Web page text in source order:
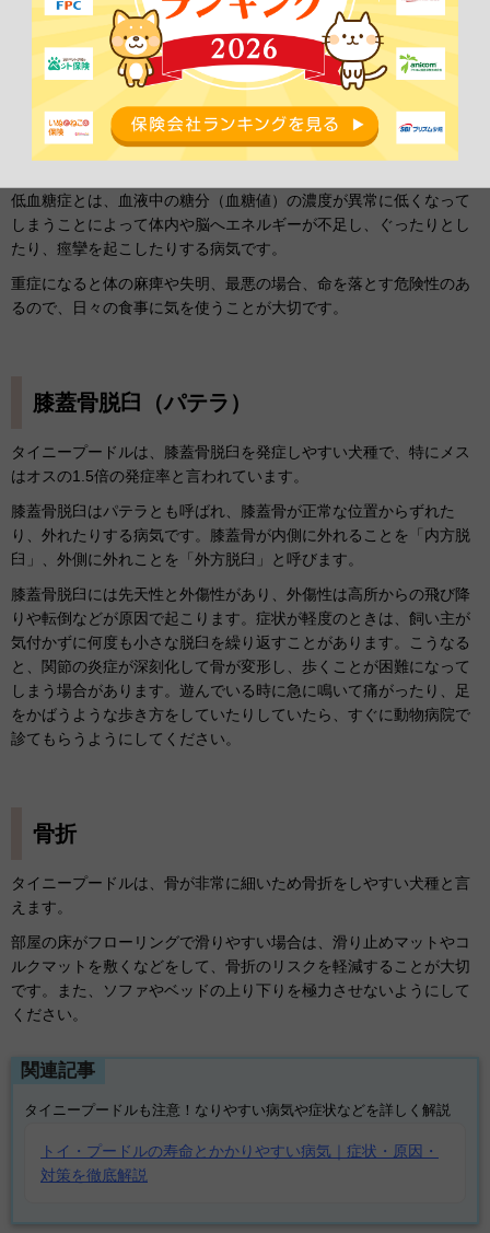
疫介在性溶血性貧血、免疫介在性血小板減少症などです。
低血糖症
低血糖症は、体が小さなタイニープードルよく見られる病気です。
低血糖症とは、血液中の糖分（血糖値）の濃度が異常に低くなって
しまうことによって体内や脳へエネルギーが不足し、ぐったりとし
たり、痙攣を起こしたりする病気です。
重症になると体の麻痺や失明、最悪の場合、命を落とす危険性のあ
るので、日々の食事に気を使うことが大切です。
膝蓋骨脱臼（パテラ）
タイニープードルは、膝蓋骨脱臼を発症しやすい犬種で、特にメス
はオスの1.5倍の発症率と言われています。
膝蓋骨脱臼はパテラとも呼ばれ、膝蓋骨が正常な位置からずれた
り、外れたりする病気です。膝蓋骨が内側に外れることを「内方脱
臼」、外側に外れことを「外方脱臼」と呼びます。
膝蓋骨脱臼には先天性と外傷性があり、外傷性は高所からの飛び降
りや転倒などが原因で起こります。症状が軽度のときは、飼い主が
気付かずに何度も小さな脱臼を繰り返すことがあります。こうなる
と、関節の炎症が深刻化して骨が変形し、歩くことが困難になって
しまう場合があります。遊んでいる時に急に鳴いて痛がったり、足
をかばうような歩き方をしていたりしていたら、すぐに動物病院で
診てもらうようにしてください。
骨折
タイニープードルは、骨が非常に細いため骨折をしやすい犬種と言
えます。
部屋の床がフローリングで滑りやすい場合は、滑り止めマットやコ
ルクマットを敷くなどをして、骨折のリスクを軽減することが大切
です。また、ソファやベッドの上り下りを極力させないようにして
ください。
関連記事
タイニープードルも注意！なりやすい病気や症状などを詳しく解説
トイ・プードルの寿命とかかりやすい病気｜症状・原因・
対策を徹底解説